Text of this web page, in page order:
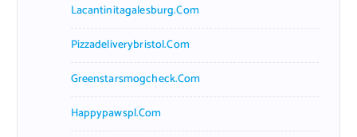
Lacantinitagalesburg.com
Pizzadeliverybristol.com
Greenstarsmogcheck.com
Happypawspl.com